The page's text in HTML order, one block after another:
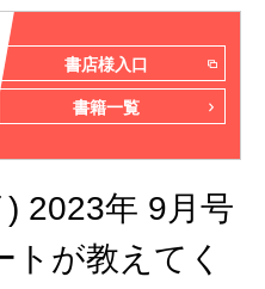
書店様入口
書籍一覧
2023年 9月号
トが教えてく